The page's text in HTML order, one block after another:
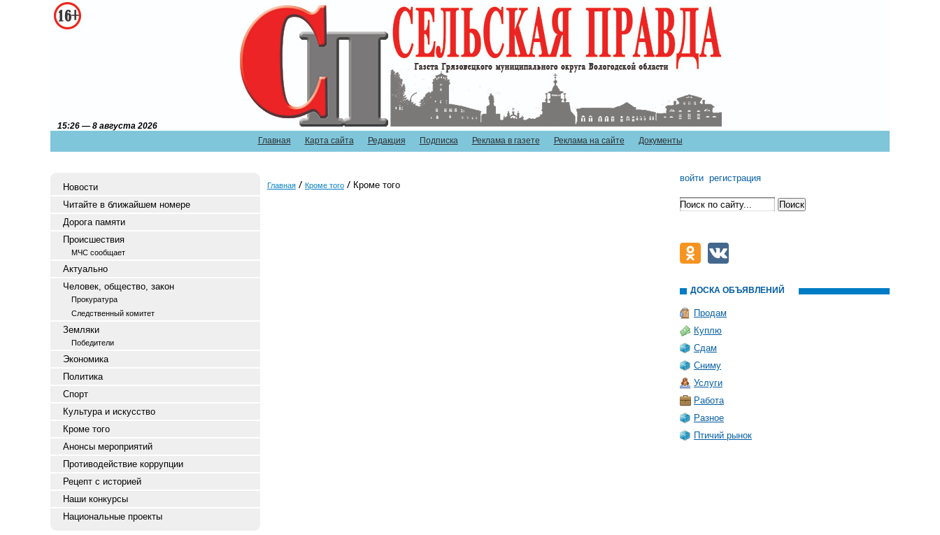
Главная Карта сайта Редакция Подписка Реклама в газете Реклама на сайте Документы
15:26 — 8 августа 2026
Новости
Читайте в ближайшем номере
Дорога памяти
Происшествия
МЧС сообщает
Актуально
Человек, общество, закон
Прокуратура
Следственный комитет
Земляки
Победители
Экономика
Политика
Спорт
Культура и искусство
Кроме того
Анонсы мероприятий
Противодействие коррупции
Рецепт с историей
Наши конкурсы
Национальные проекты
Главная Кроме того Кроме того
войти регистрация
ДОСКА ОБЪЯВЛЕНИЙ
Продам
Куплю
Сдам
Сниму
Услуги
Работа
Разное
Птичий рынок